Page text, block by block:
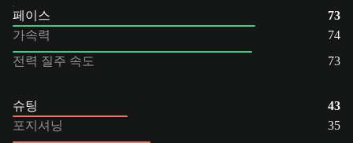
페이스
73
가속력
74
전력 질주 속도
73
슈팅
43
포지셔닝
35